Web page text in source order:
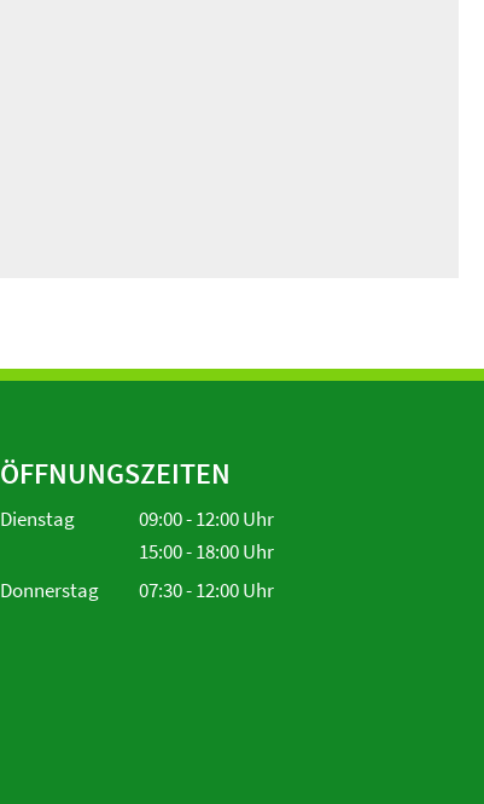
ÖFFNUNGSZEITEN
Dienstag 09:00-12:00Uhr
Von 09:00 bis 12:00 Uhr
15:00-18:00Uhr
Von 15:00 bis 18:00 Uhr
Donnerstag 07:30-12:00Uhr